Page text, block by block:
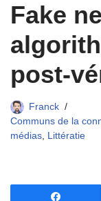
Fake
post-
Franck
Communs de la
médias, Littératie